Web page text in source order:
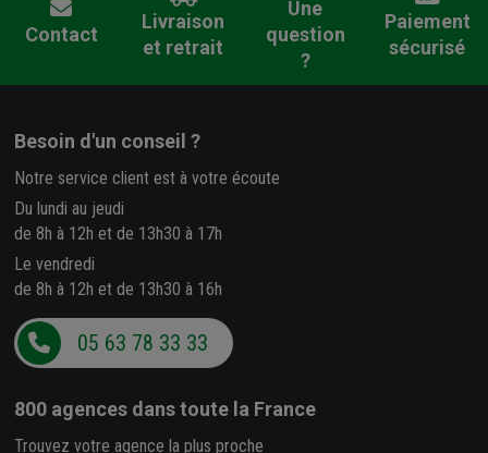
Contact
Livraison
et retrait
Une
question
?
Paiement
sécurisé
Besoin d'un conseil ?
Notre service client est à votre écoute
Du lundi au jeudi
de 8h à 12h et de 13h30 à 17h
Le vendredi
de 8h à 12h et de 13h30 à 16h
05 63 78 33 33
800 agences dans toute la France
Trouvez votre agence la plus proche